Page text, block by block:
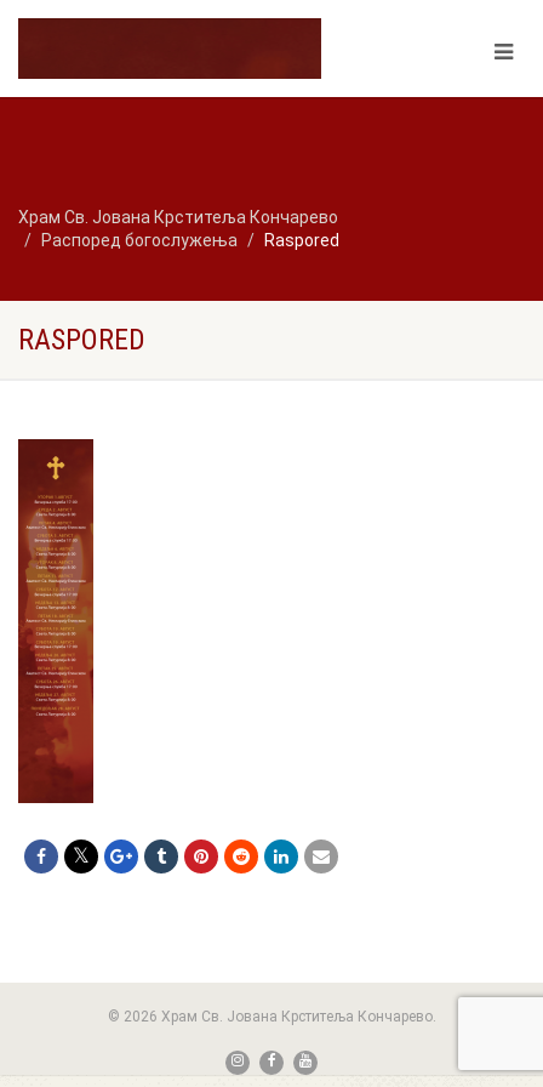
Храм Св. Јована Крститеља Кончарево
Распоред богослужења
Raspored
RASPORED
© 2026 Храм Св. Јована Крститеља Кончарево.